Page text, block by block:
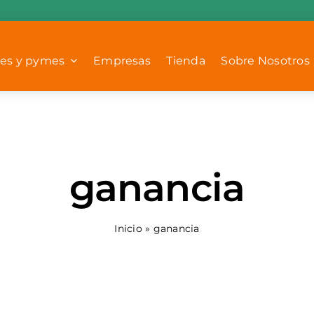
y pymes
Empresas Tienda Sobre Nosotros
ganancia
Inicio» ganancia